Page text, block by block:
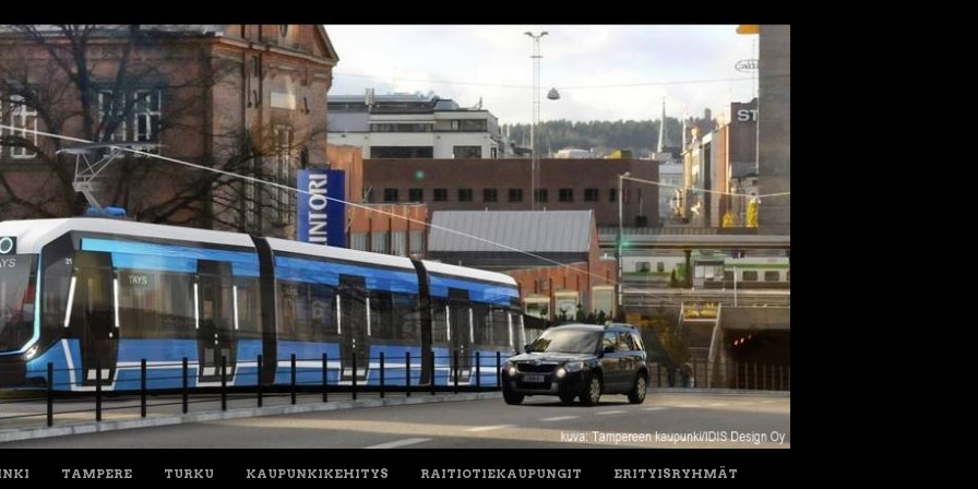
TAMPERE TURKU KAUPUNKIKEHITYS RAITIOTIEKAUPUNGIT ERITYISRYHMÄT